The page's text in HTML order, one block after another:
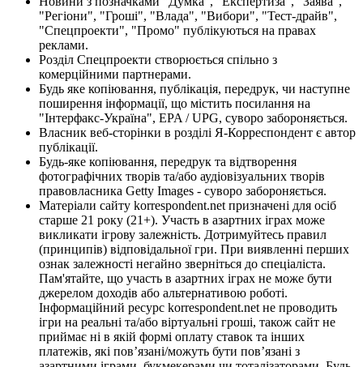
"Регіони", "Гроші", "Влада", "Вибори", "Тест-драйв",
"Спецпроекти", "Промо" публікуються на правах
реклами.
Розділ Спецпроекти створюється спільно з
комерційними партнерами.
Будь яке копіювання, публікація, передрук, чи наступне
поширення інформації, що містить посилання на
"Інтерфакс-Україна", EPA / UPG, суворо забороняється.
Власник веб-сторінки в розділі Я-Корреспондент є автор
публікації.
Будь-яке копіювання, передрук та відтворення
фотографічних творів та/або аудіовізуальних творів
правовласника Getty Images - суворо забороняється.
Матеріали сайту korrespondent.net призначені для осіб
старше 21 року (21+). Участь в азартних іграх може
викликати ігрову залежність. Дотримуйтесь правил
(принципів) відповідальної гри. При виявленні перших
ознак залежності негайно зверніться до спеціаліста.
Пам'ятайте, що участь в азартних іграх не може бути
джерелом доходів або альтернативою роботі.
Інформаційний ресурс korrespondent.net не проводить
ігри на реальні та/або віртуальні гроші, також сайт не
приймає ні в якій формі оплату ставок та інших
платежів, які пов’язані/можуть бути пов’язані з